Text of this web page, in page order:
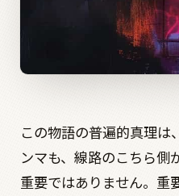
この物語の普遍的真理は
ンマも、線路のこちら側
重要ではありません。重